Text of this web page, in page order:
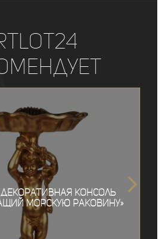
консоль
морскую раковину»